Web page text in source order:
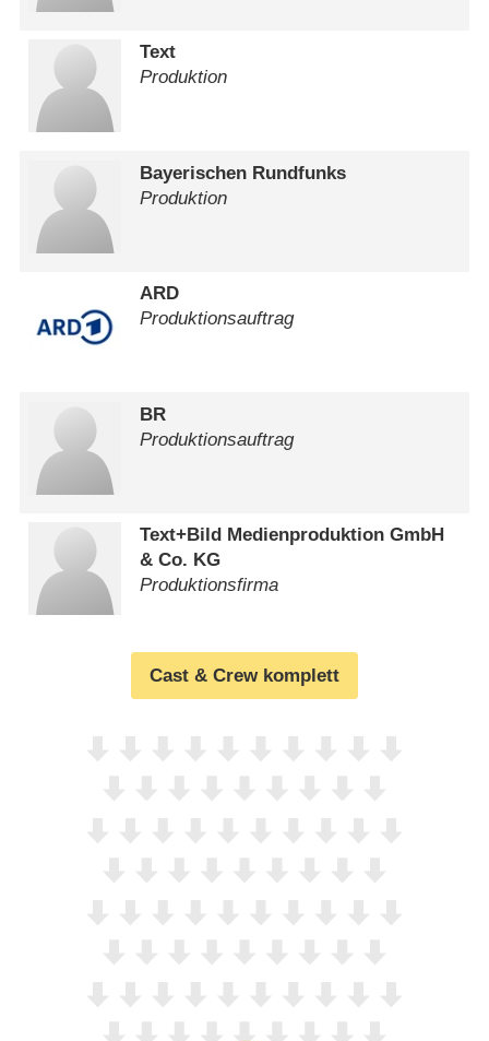
Text
Produktion
Bayerischen Rundfunks
Produktion
ARD
Produktionsauftrag
BR
Produktionsauftrag
Text+Bild Medienproduktion GmbH
& Co. KG
Produktionsfirma
Cast & Crew komplett